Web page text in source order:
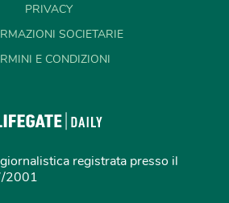
PRIVACY
SOCIETARIE
E CONDIZIONI
registrata presso il
2001